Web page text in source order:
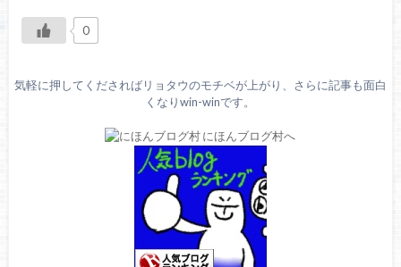
0
気軽に押してくださればリョタウのモチベが上がり、さらに記事も面白
くなりwin-winです。